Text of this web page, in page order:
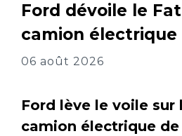
Ford dévoile le
camion électrique
06 août 2026
Ford lève le voile sur
camion électrique